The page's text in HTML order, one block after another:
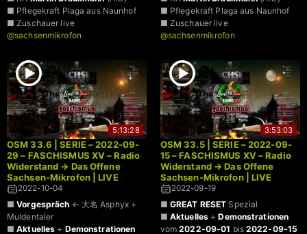
■ Pflegekraft Plaga aus Naunhof
■ Zuschauer live
@sachsenmikrofon
■ Pflegekraft Plaga aus Naunhof
■ Zuschauer live
@sachsenmikrofon
5:13:28
OSM 33.6 | SERIE – 2022-09-
29 – FASCHISMUS XV – Radio
Widerstand → Das Offene
Sachsen-Mikrofon | LIVE
2022-10-04
■Vorgespräch ← 大名 Asphyx +
Muldentaler
■Aktuelles + Demonstrationen
3:53:03
OSM 33.5 | SERIE – 2022-09-
15 – FASCHISMUS XV – Radio
Widerstand → Das Offene
Sachsen-Mikrofon | LIVE
2022-09-19
■ GREAT RESET Spezial
■ Aktuelles +Demonstrationen
vom2022-09-01 bis 2022-09-15